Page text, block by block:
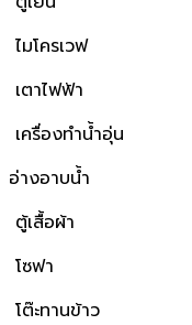
ไมโครเวฟ
เตาไฟฟ้า
เครื่องทำน้ำอุ่น
อ่างอาบน้ำ
ตู้เสื้อผ้า
โซฟา
โต๊ะทานข้าว